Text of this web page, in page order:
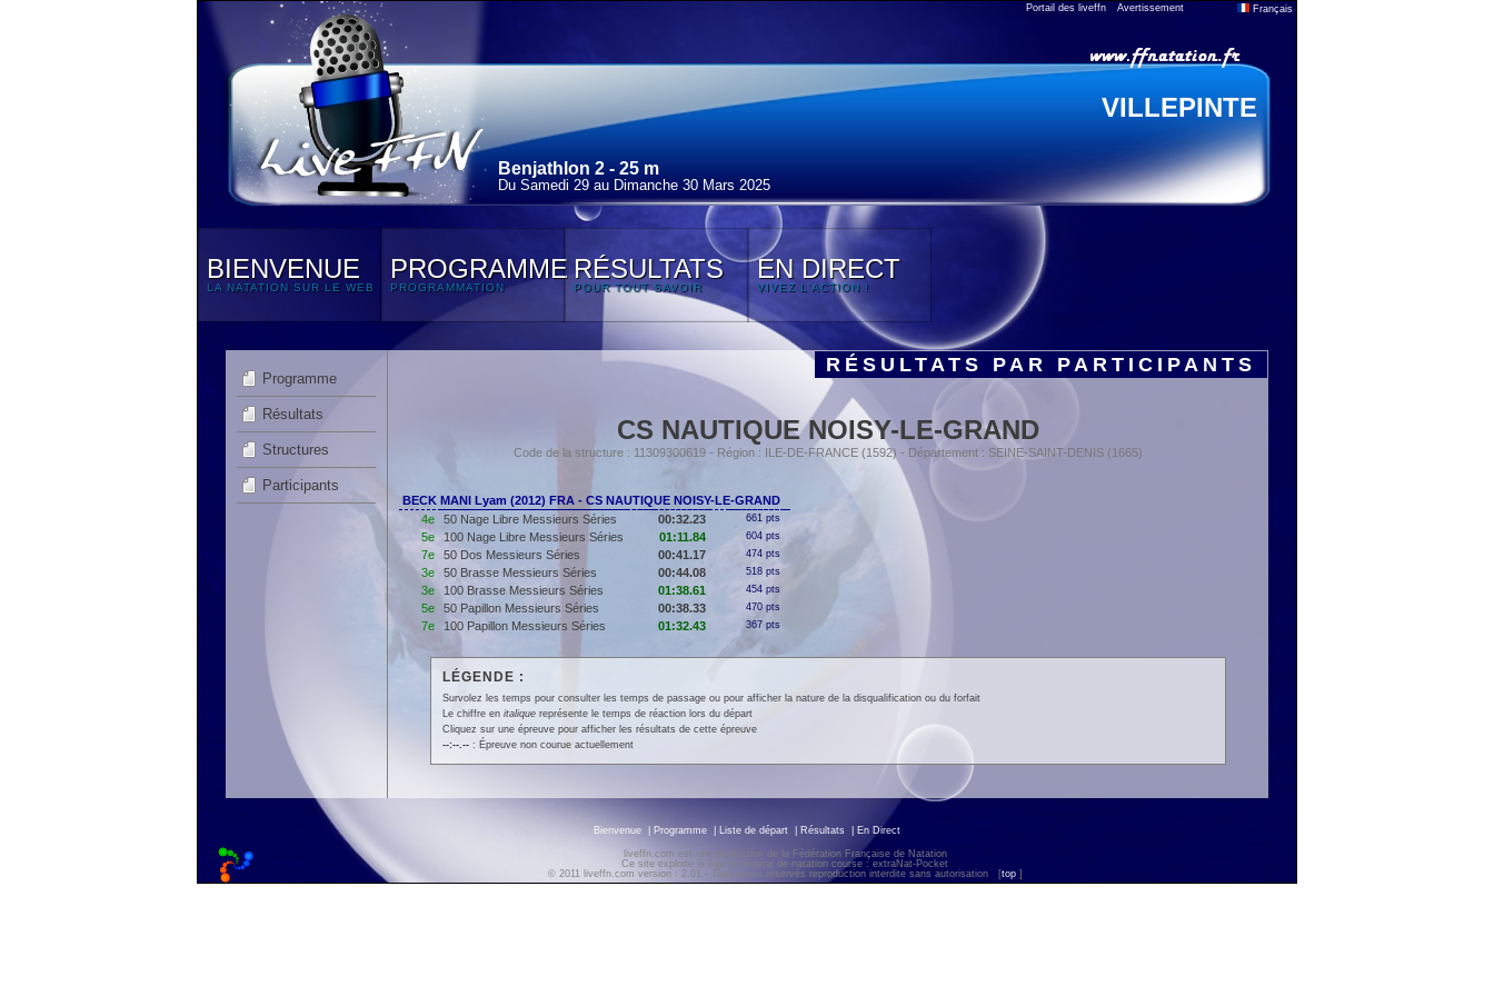
Portail des liveffn Avertissement Français
VILLEPINTE
Benjathlon 2 - 25 m
Du Samedi 29 au Dimanche 30 Mars 2025
BIENVENUE
LA NATATION SUR LE WEB
PROGRAMME
PROGRAMMATION
RÉSULTATS
POUR TOUT SAVOIR
EN DIRECT
VIVEZ L'ACTION !
Programme
Résultats
Structures
Participants
RÉSULTATS PAR PARTICIPANTS
CS NAUTIQUE NOISY-LE-GRAND
Code de la structure : 11309300619 - Région : ILE-DE-FRANCE (1592) - Département : SEINE-SAINT-DENIS (1665)
BECK MANI Lyam (2012) FRA - CS NAUTIQUE NOISY-LE-GRAND
4e
50 Nage Libre Messieurs Séries 00:32.23 661 pts
5e 100 Nage Libre Messieurs Séries 01:11.84 604 pts
7e 50 Dos Messieurs Séries 00:41.17 474 pts
3e 50 Brasse Messieurs Séries 00:44.08 518 pts
3e 100 Brasse Messieurs Séries 01:38.61 454 pts
5e 50 Papillon Messieurs Séries 00:38.33 470 pts
7e 100 Papillon Messieurs Séries 01:32.43 367 pts
LÉGENDE :
Survolez les temps pour consulter les temps de passage ou pour afficher la nature de la disqualification ou du forfait
Le chiffre en italiquereprésente le temps de réaction lors du départ
Cliquez sur une épreuve pour afficher les résultats de cette épreuve
--:--.--: Épreuve non courue actuellement
Bienvenue Programme Liste de départ Résultats En Direct
liveffn.com est une production de la Fédération Française de Natation
Ce site exploite le logiciel fédéral de natation course : extraNat-Pocket
© 2011 liveffn.com version : 2.01 - Tous droits réservés reproduction interdite sans autorisation
[top ]